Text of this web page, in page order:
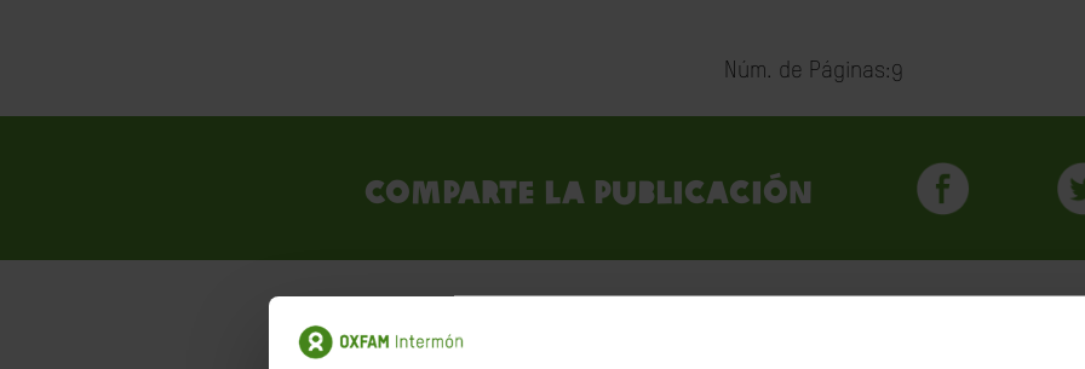
Núm. de Páginas:9
Comparte la publicación